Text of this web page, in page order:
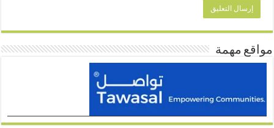
مواقع مهمة